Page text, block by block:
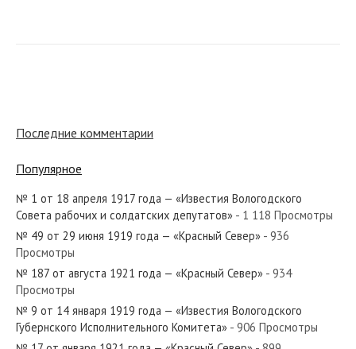
№ 119 от мая 1972 года — «Красный Север»
№ 242 от октября 1968 года — «Красный Север»
Последние комментарии
Популярное
№ 1 от 18 апреля 1917 года — «Известия Вологодского
Совета рабочих и солдатских депутатов» - 1 118 Просмотры
№ 49 от 29 июня 1919 года — «Красный Север» - 936
Просмотры
№ 187 от августа 1921 года — «Красный Север» - 934
Просмотры
№ 9 от 14 января 1919 года — «Известия Вологодского
Губернского Исполнительного Комитета» - 906 Просмотры